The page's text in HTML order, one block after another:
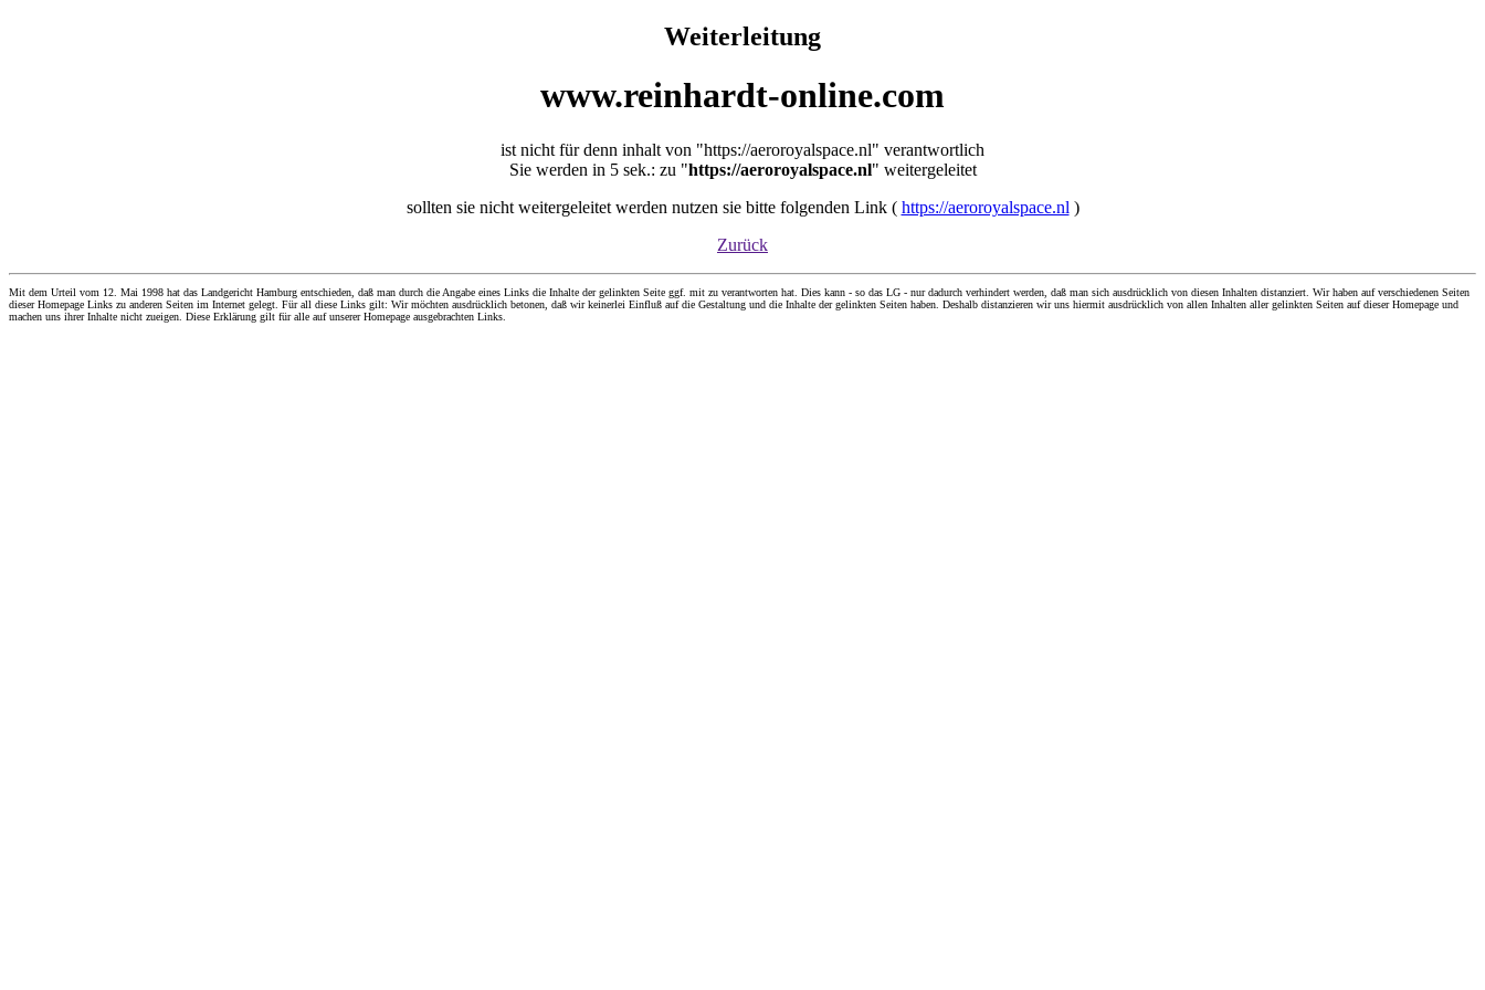
Weiterleitung
www.reinhardt-online.com
ist nicht für denn inhalt von "https://aeroroyalspace.nl" verantwortlich
Sie werden in 5 sek.: zu "https://aeroroyalspace.nl" weitergeleitet
sollten sie nicht weitergeleitet werden nutzen sie bitte folgenden Link ( https://aeroroyalspace.nl )
Zurück
Mit dem Urteil vom 12. Mai 1998 hat das Landgericht Hamburg entschieden, daß man durch die Angabe eines Links die Inhalte der gelinkten Seite ggf. mit zu verantworten hat. Dies kann - so das LG - nur dadurch verhindert werden, daß man sich ausdrücklich von diesen Inhalten distanziert. Wir haben auf verschiedenen Seiten
dieser Homepage Links zu anderen Seiten im Internet gelegt. Für all diese Links gilt: Wir möchten ausdrücklich betonen, daß wir keinerlei Einfluß auf die Gestaltung und die Inhalte der gelinkten Seiten haben. Deshalb distanzieren wir uns hiermit ausdrücklich von allen Inhalten aller gelinkten Seiten auf dieser Homepage und
machen uns ihrer Inhalte nicht zueigen. Diese Erklärung gilt für alle auf unserer Homepage ausgebrachten Links.